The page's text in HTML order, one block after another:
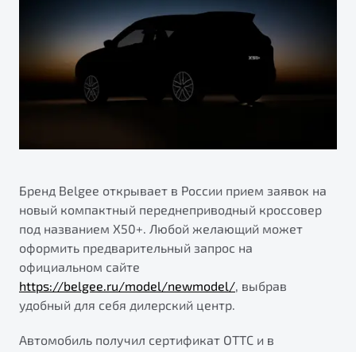
Яркий кроссовер
от 2 219 990 ₽*
Элегантный и практичный седан
Страхование
Расчет КАСКО
Узнайте о специальных выгодах при покупке
Гарантия Belgee
Belgee Линк
Belgee Клуб
Клиентская поддержка
Помощь на дорогах
О дилерском центре
Правовая информация
Бренд Belgee открывает в России прием заявок на
новый компактный переднеприводный кроссовер
под названием X50+. Любой желающий может
оформить предварительный запрос на
официальном сайте
https://belgee.ru/model/newmodel/, выбрав
удобный для себя дилерский центр.
Автомобиль получил сертификат ОТТС и в